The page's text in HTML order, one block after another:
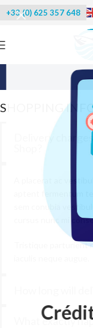
+33 (0) 625 357 648
SHOPPING
Delivery
A placerat ac
aptent fermentum
sem conubia
cursus nunc mi
Tristique parturient
What exactly